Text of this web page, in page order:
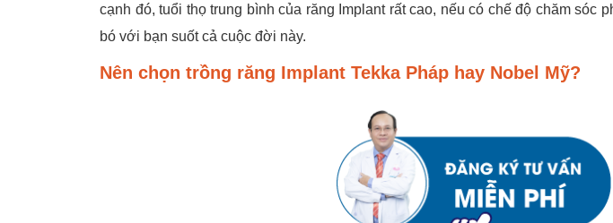
cạnh đó, tuổi thọ trung bình của răng Implant rất cao, nếu có chế độ chăm sóc
bó với bạn suốt cả cuộc đời này.
Nên chọn trồng răng Implant Tekka Pháp hay Nobel Mỹ?